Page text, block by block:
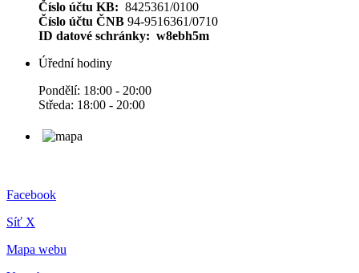
Číslo účtu KB: 8425361/0100
Číslo účtu ČNB 94-9516361/0710
ID datové schránky: w8ebh5m
Úřední hodiny
Pondělí: 18:00 - 20:00
Středa: 18:00 - 20:00
Facebook
Síť X
Mapa webu